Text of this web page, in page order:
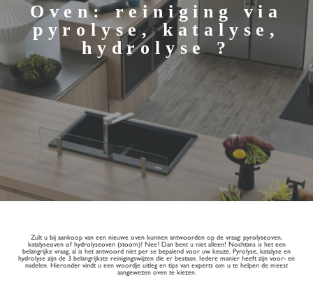
Oven: reiniging via
pyrolyse, katalyse,
hydrolyse ?
Zult u bij aankoop van een nieuwe oven kunnen antwoorden op de vraag: pyrolyseoven,
katalyseoven of hydrolyseoven (stoom)? Nee? Dan bent u niet alleen! Nochtans is het een
belangrijke vraag, al is het antwoord niet per se bepalend voor uw keuze. Pyrolyse, katalyse en
hydrolyse zijn de 3 belangrijkste reinigingswijzen die er bestaan. Iedere manier heeft zijn voor- en
nadelen. Hieronder vindt u een woordje uitleg en tips van experts om u te helpen de meest
aangewezen oven te kiezen.